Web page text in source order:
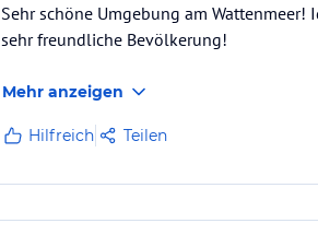
Sehr schöne Umgebung am Wattenmeer!
sehr freundliche Bevölkerung!
Mehr anzeigen
Hilfreich Teilen